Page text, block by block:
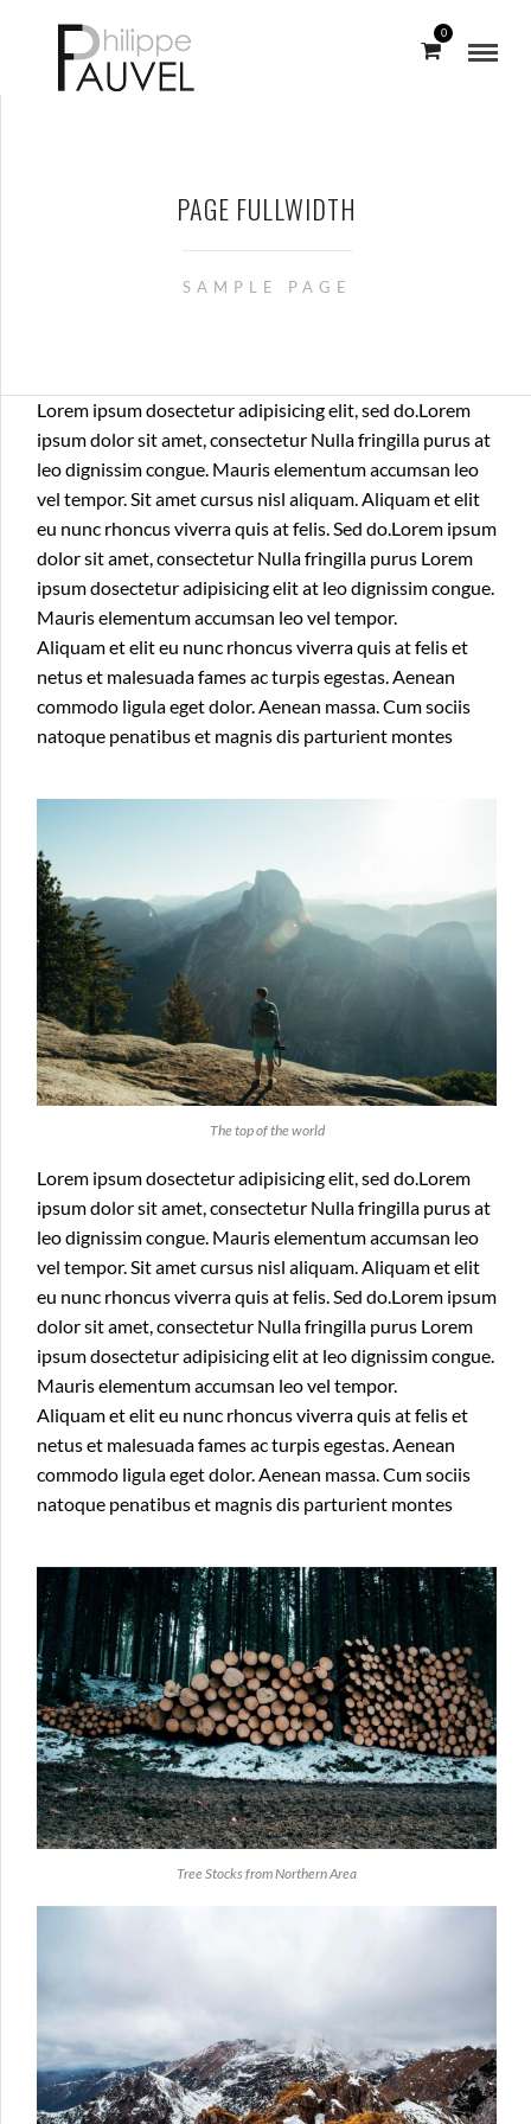
0
PAGE FULLWIDTH
SAMPLE PAGE
Lorem ipsum dosectetur adipisicing elit, sed do.Lorem
ipsum dolor sit amet, consectetur Nulla fringilla purus at
leo dignissim congue. Mauris elementum accumsan leo
vel tempor. Sit amet cursus nisl aliquam. Aliquam et elit
eu nunc rhoncus viverra quis at felis. Sed do.Lorem ipsum
dolor sit amet, consectetur Nulla fringilla purus Lorem
ipsum dosectetur adipisicing elit at leo dignissim congue.
Mauris elementum accumsan leo vel tempor.
Aliquam et elit eu nunc rhoncus viverra quis at felis et
netus et malesuada fames ac turpis egestas. Aenean
commodo ligula eget dolor. Aenean massa. Cum sociis
natoque penatibus et magnis dis parturient montes
The top of the world
Lorem ipsum dosectetur adipisicing elit, sed do.Lorem
ipsum dolor sit amet, consectetur Nulla fringilla purus at
leo dignissim congue. Mauris elementum accumsan leo
vel tempor. Sit amet cursus nisl aliquam. Aliquam et elit
eu nunc rhoncus viverra quis at felis. Sed do.Lorem ipsum
dolor sit amet, consectetur Nulla fringilla purus Lorem
ipsum dosectetur adipisicing elit at leo dignissim congue.
Mauris elementum accumsan leo vel tempor.
Aliquam et elit eu nunc rhoncus viverra quis at felis et
netus et malesuada fames ac turpis egestas. Aenean
commodo ligula eget dolor. Aenean massa. Cum sociis
natoque penatibus et magnis dis parturient montes
Tree Stocks from Northern Area